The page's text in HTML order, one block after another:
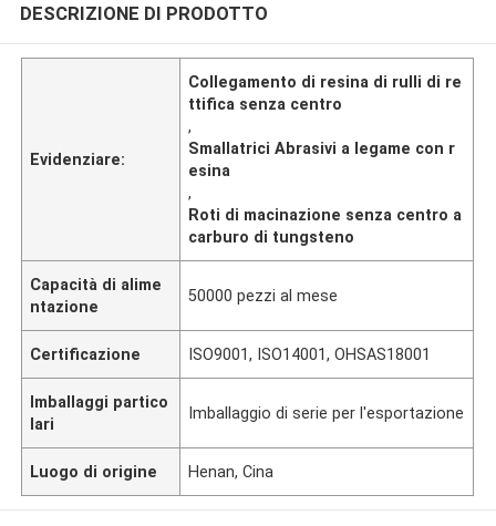
DESCRIZIONE DI PRODOTTO
Evidenziare:
Collegamento di resina di rulli di re
ttifica senza centro
,
Smallatrici Abrasivi a legame con r
esina
,
Roti di macinazione senza centro a
carburo di tungsteno
Capacità di alime
ntazione
50000 pezzi al mese
Certificazione ISO9001, ISO14001, OHSAS18001
Imballaggi partico
lari
Imballaggio di serie per l'esportazione
Luogo di origine Henan, Cina